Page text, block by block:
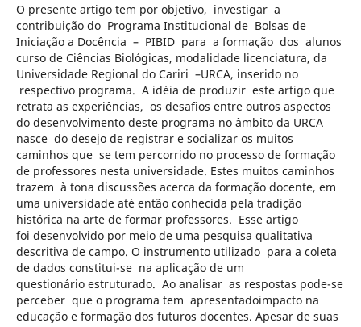
O presente artigo tem por objetivo, investigar a
contribuição do Programa Institucional de Bolsas de
Iniciação a Docência – PIBID para a formação dos alunos
curso de Ciências Biológicas, modalidade licenciatura, da
Universidade Regional do Cariri –URCA, inserido no
respectivo programa. A idéia de produzir este artigo que
retrata as experiências, os desafios entre outros aspectos
do desenvolvimento deste programa no âmbito da URCA
nasce do desejo de registrar e socializar os muitos
caminhos que se tem percorrido no processo de formação
de professores nesta universidade. Estes muitos caminhos
trazem à tona discussões acerca da formação docente, em
uma universidade até então conhecida pela tradição
histórica na arte de formar professores. Esse artigo
foi desenvolvido por meio de uma pesquisa qualitativa
descritiva de campo. O instrumento utilizado para a coleta
de dados constitui-se na aplicação de um
questionário estruturado. Ao analisar as respostas pode-se
perceber que o programa tem apresentadoimpacto na
educação e formação dos futuros docentes. Apesar de suas